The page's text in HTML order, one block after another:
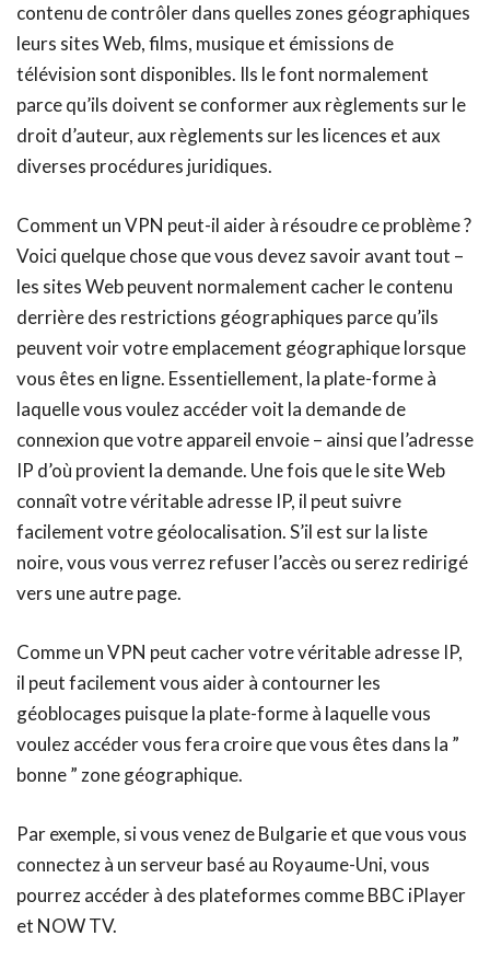
contenu de contrôler dans quelles zones géographiques
leurs sites Web, films, musique et émissions de
télévision sont disponibles. Ils le font normalement
parce qu’ils doivent se conformer aux règlements sur le
droit d’auteur, aux règlements sur les licences et aux
diverses procédures juridiques.
Comment un VPN peut-il aider à résoudre ce problème ?
Voici quelque chose que vous devez savoir avant tout –
les sites Web peuvent normalement cacher le contenu
derrière des restrictions géographiques parce qu’ils
peuvent voir votre emplacement géographique lorsque
vous êtes en ligne. Essentiellement, la plate-forme à
laquelle vous voulez accéder voit la demande de
connexion que votre appareil envoie – ainsi que l’adresse
IP d’où provient la demande. Une fois que le site Web
connaît votre véritable adresse IP, il peut suivre
facilement votre géolocalisation. S’il est sur la liste
noire, vous vous verrez refuser l’accès ou serez redirigé
vers une autre page.
Comme un VPN peut cacher votre véritable adresse IP,
il peut facilement vous aider à contourner les
géoblocages puisque la plate-forme à laquelle vous
voulez accéder vous fera croire que vous êtes dans la ”
bonne ” zone géographique.
Par exemple, si vous venez de Bulgarie et que vous vous
connectez à un serveur basé au Royaume-Uni, vous
pourrez accéder à des plateformes comme BBC iPlayer
et NOW TV.